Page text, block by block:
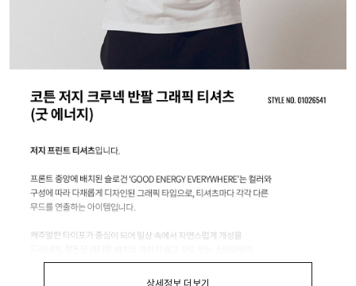
상세정보 더보기